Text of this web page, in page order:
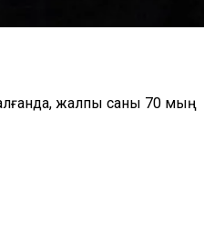
жалпы саны 70 мың